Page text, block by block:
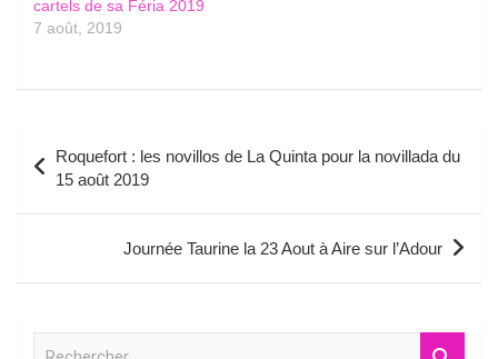
cartels de sa Féria 2019
7 août, 2019
de
l’article
Roquefort : les novillos de La Quinta pour la novillada du
15 août 2019
Journée Taurine la 23 Aout à Aire sur l’Adour